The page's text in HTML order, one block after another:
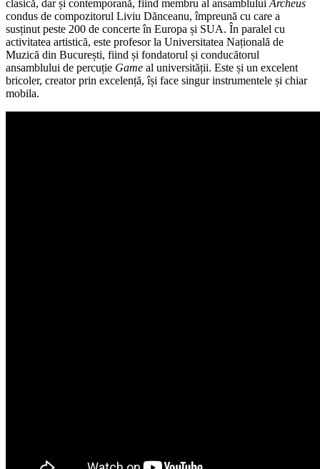
clasică, dar și contemporană, fiind membru al ansamblului Archeus
condus de compozitorul Liviu Dănceanu, împreună cu care a
susținut peste 200 de concerte în Europa și SUA. În paralel cu
activitatea artistică, este profesor la Universitatea Națională de
Muzică din București, fiind și fondatorul și conducătorul
ansamblului de percuție Game al universității. Este și un excelent
bricoler, creator prin excelență, își face singur instrumentele și chiar
mobila.